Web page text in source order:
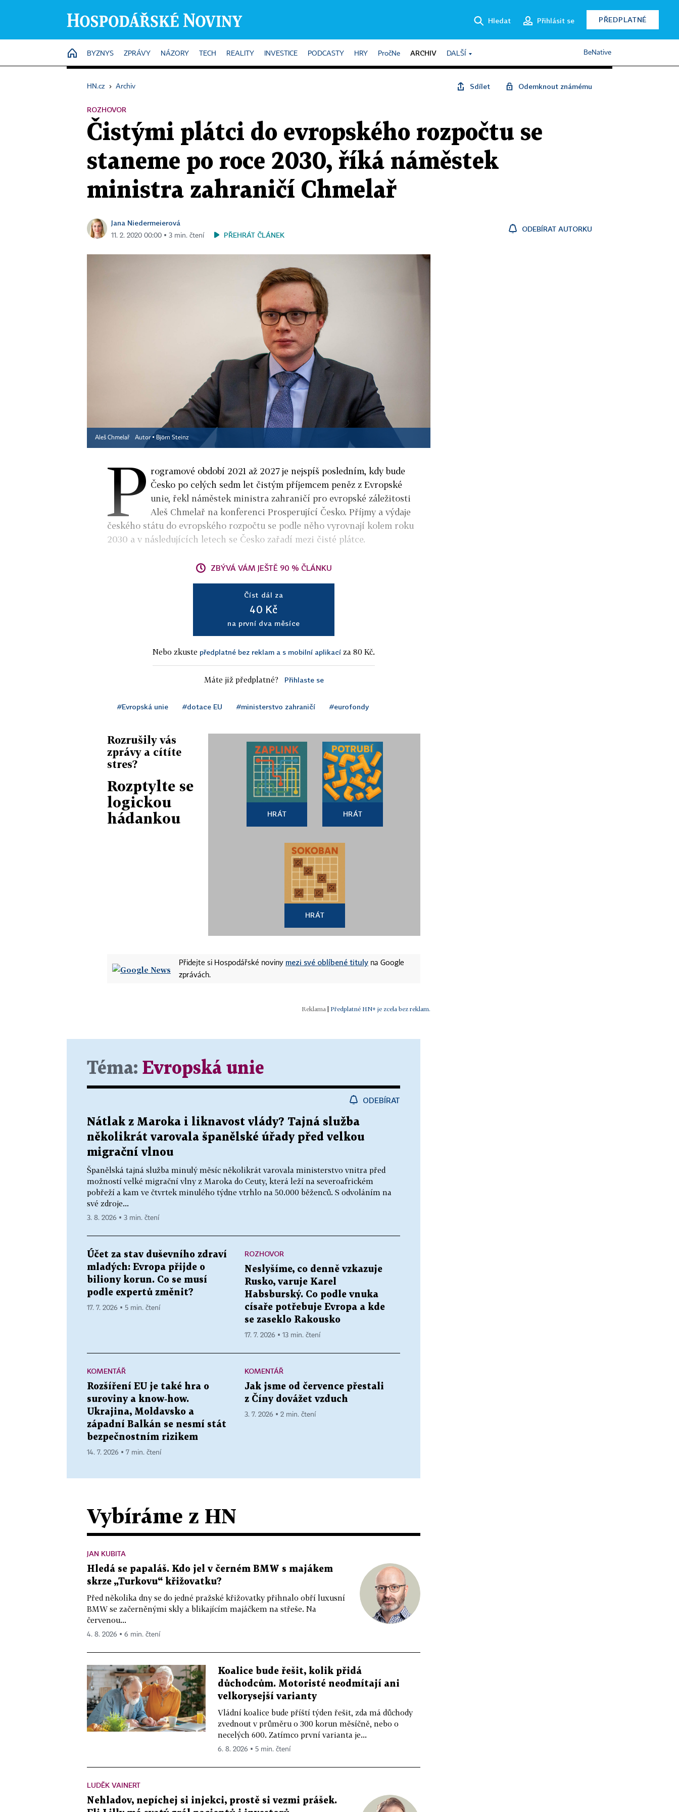
Hledat Přihlásit se PŘEDPLATNÉ
HOME
BYZNYS ZPRÁVY NÁZORY TECH REALITY INVESTICE PODCASTY HRY PročNe ARCHIV DALŠÍ BeNative
HN.cz › Archiv Sdílet Odemknout známému
ROZHOVOR
Čistými plátci do evropského rozpočtu se
staneme po roce 2030, říká náměstek
ministra zahraničí Chmelař
Jana Niedermeierová
11. 2. 2020 00:00 ▪ 3 min. čtení PŘEHRÁT ČLÁNEK
ODEBÍRAT AUTORKU
Aleš Chmelař Autor ▪ Björn Steinz
P rogramové období 2021 až 2027 je nejspíš posledním, kdy bude
Česko po celých sedm let čistým příjemcem peněz z Evropské
unie, řekl náměstek ministra zahraničí pro evropské záležitosti
Aleš Chmelař na konferenci Prosperující Česko. Příjmy a výdaje
českého státu do evropského rozpočtu se podle něho vyrovnají kolem roku
2030 a v následujících letech se Česko zařadí mezi čisté plátce.
ZBÝVÁ VÁM JEŠTĚ 90 % ČLÁNKU
Číst dál za
40 Kč
na první dva měsíce
Nebo zkuste předplatné bez reklam a s mobilní aplikací za 80 Kč.
Máte již předplatné? Přihlaste se
#Evropská unie #dotace EU #ministerstvo zahraničí #eurofondy
Rozrušily vás
zprávy a cítíte
stres?
Rozptylte se
logickou
hádankou
HRÁT HRÁT
HRÁT
Přidejte si Hospodářské noviny mezi své oblíbené tituly na Google
zprávách.
| Předplatné HN+ je zcela bez reklam.
Téma: Evropská unie
ODEBÍRAT
Nátlak z Maroka i liknavost vlády? Tajná služba
několikrát varovala španělské úřady před velkou
migrační vlnou
Španělská tajná služba minulý měsíc několikrát varovala ministerstvo vnitra před
možností velké migrační vlny z Maroka do Ceuty, která leží na severoafrickém
pobřeží a kam ve čtvrtek minulého týdne vtrhlo na 50.000 běženců. S odvoláním na
své zdroje...
3. 8. 2026 ▪ 3 min. čtení
Účet za stav duševního zdraví
mladých: Evropa přijde o
biliony korun. Co se musí
podle expertů změnit?
17. 7. 2026 ▪ 5 min. čtení
ROZHOVOR
Neslyšíme, co denně vzkazuje
Rusko, varuje Karel
Habsburský. Co podle vnuka
císaře potřebuje Evropa a kde
se zaseklo Rakousko
17. 7. 2026 ▪ 13 min. čtení
KOMENTÁŘ
Rozšíření EU je také hra o
suroviny a know‑how.
Ukrajina, Moldavsko a
západní Balkán se nesmí stát
bezpečnostním rizikem
14. 7. 2026 ▪ 7 min. čtení
KOMENTÁŘ
Jak jsme od července přestali
z Číny dovážet vzduch
3. 7. 2026 ▪ 2 min. čtení
Vybíráme z HN
JAN KUBITA
Hledá se papaláš. Kdo jel v černém BMW s majákem
skrze „Turkovu“ křižovatku?
Před několika dny se do jedné pražské křižovatky přihnalo obří luxusní
BMW se začerněnými skly a blikajícím majáčkem na střeše. Na
červenou...
4. 8. 2026 ▪ 6 min. čtení
Koalice bude řešit, kolik přidá
důchodcům. Motoristé neodmítají ani
velkorysejší varianty
Vládní koalice bude příští týden řešit, zda má důchody
zvednout v průměru o 300 korun měsíčně, nebo o
necelých 600. Zatímco první varianta je...
6. 8. 2026 ▪ 5 min. čtení
LUDĚK VAINERT
Nehladov, nepíchej si injekci, prostě si vezmi prášek.